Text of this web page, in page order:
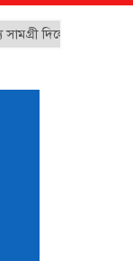
দিলেন মেয়র ডা.